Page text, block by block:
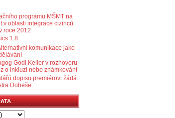
programu MŠMT na
v oblasti integrace cizinců
roce 2012
1.8
komunikace jako
Godi Keller v rozhovoru
o inkluzi nebo známkování
dopisu premiérovi žádá
Dobeše